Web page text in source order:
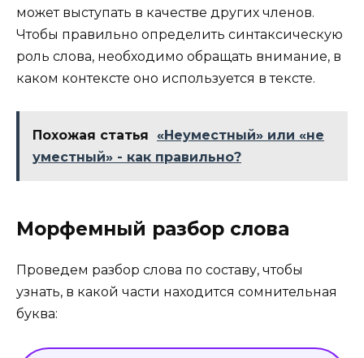
может выступать в качестве других членов.
Чтобы правильно определить синтаксическую
роль слова, необходимо обращать внимание, в
каком контексте оно используется в тексте.
Похожая статья
«Неуместный» или «не
уместный» - как правильно?
Морфемный разбор слова
Проведем разбор слова по составу, чтобы
узнать, в какой части находится сомнительная
буква: